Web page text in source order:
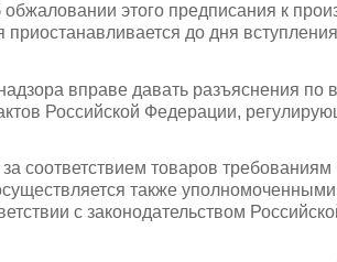
этого предписания к
приостанавливается до дня
вправе давать разъяснения
Российской Федерации,
соответствием товаров
также
с законодательством